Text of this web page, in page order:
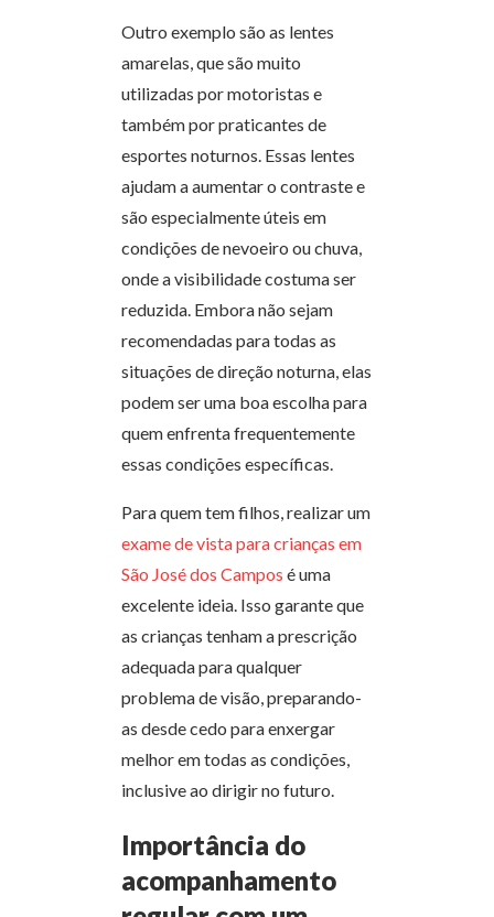
Outro exemplo são as lentes
amarelas, que são muito
utilizadas por motoristas e
também por praticantes de
esportes noturnos. Essas lentes
ajudam a aumentar o contraste e
são especialmente úteis em
condições de nevoeiro ou chuva,
onde a visibilidade costuma ser
reduzida. Embora não sejam
recomendadas para todas as
situações de direção noturna, elas
podem ser uma boa escolha para
quem enfrenta frequentemente
essas condições específicas.
Para quem tem filhos, realizar um
exame de vista para crianças em
São José dos Campos é uma
excelente ideia. Isso garante que
as crianças tenham a prescrição
adequada para qualquer
problema de visão, preparando-
as desde cedo para enxergar
melhor em todas as condições,
inclusive ao dirigir no futuro.
Importância do
acompanhamento